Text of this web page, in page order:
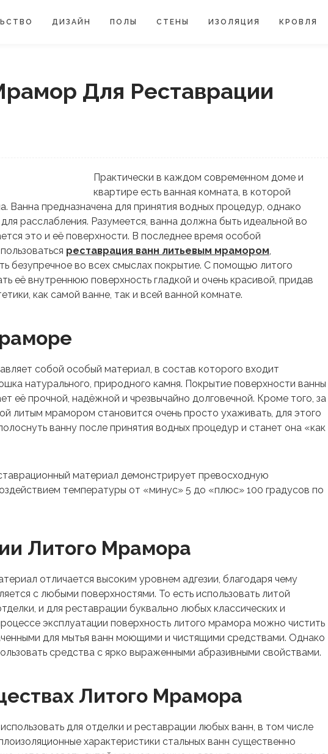
ДИЗАЙН ПОЛЫ СТЕНЫ ИЗОЛЯЦИЯ КРОВЛЯ
Для Реставрации
Практически в каждом современном доме и
квартире есть ванная комната, в которой
Ванна предназначена для принятия водных процедур, однако
расслабления. Разумеется, ванна должна быть идеальной во
это и её поверхности. В последнее время особой
реставрация ванн литьевым мрамором,
безупречное во всех смыслах покрытие. С помощью литого
её внутреннюю поверхность гладкой и очень красивой, придав
как самой ванне, так и всей ванной комнате.
собой особый материал, в состав которого входит
натурального, природного камня. Покрытие поверхности ванны
её прочной, надёжной и чрезвычайно долговечной. Кроме того, за
литым мрамором становится очень просто ухаживать, для этого
ванну после принятия водных процедур и станет она «как
материал демонстрирует превосходную
температуры от «минус» 5 до «плюс» 100 градусов по
Литого Мрамора
отличается высоким уровнем адгезии, благодаря чему
с любыми поверхностями. То есть использовать литой
и для реставрации буквально любых классических и
эксплуатации поверхность литого мрамора можно чистить
для мытья ванн моющими и чистящими средствами. Однако
средства с ярко выраженными абразивными свойствами.
Литого Мрамора
для отделки и реставрации любых ванн, в том числе
характеристики стальных ванн существенно